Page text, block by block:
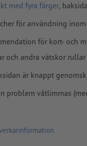
med fyra färger,
för användning
för kort- och
och andra vätskor rullar
är knappt
problem våtlimmas